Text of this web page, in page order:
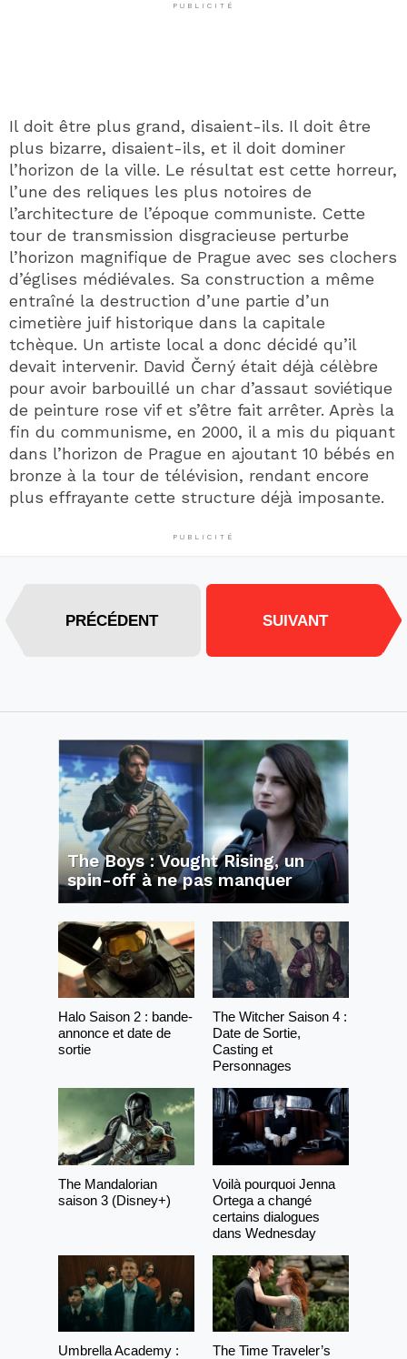
PUBLICITÉ
Il doit être plus grand, disaient-ils. Il doit être
plus bizarre, disaient-ils, et il doit dominer
l’horizon de la ville. Le résultat est cette horreur,
l’une des reliques les plus notoires de
l’architecture de l’époque communiste. Cette
tour de transmission disgracieuse perturbe
l’horizon magnifique de Prague avec ses clochers
d’églises médiévales. Sa construction a même
entraîné la destruction d’une partie d’un
cimetière juif historique dans la capitale
tchèque. Un artiste local a donc décidé qu’il
devait intervenir. David Černý était déjà célèbre
pour avoir barbouillé un char d’assaut soviétique
de peinture rose vif et s’être fait arrêter. Après la
fin du communisme, en 2000, il a mis du piquant
dans l’horizon de Prague en ajoutant 10 bébés en
bronze à la tour de télévision, rendant encore
plus effrayante cette structure déjà imposante.
PUBLICITÉ
PRÉCÉDENT SUIVANT
The Boys : Vought Rising, un
spin-off à ne pas manquer
Halo Saison 2 : bande-
annonce et date de
sortie
The Witcher Saison 4 :
Date de Sortie,
Casting et
Personnages
The Mandalorian
saison 3 (Disney+)
Voilà pourquoi Jenna
Ortega a changé
certains dialogues
dans Wednesday
Umbrella Academy : The Time Traveler’s